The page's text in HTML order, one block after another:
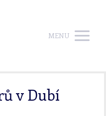
MENU
v Dubí